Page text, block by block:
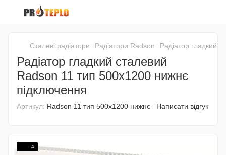
Сталеві радіатори Радіатори Radson Радіатор гладкий
Радіатор гладкий сталевий
Radson 11 тип 500х1200 нижнє
підключення
Артикул: Radson 11 тип 500х1200 нижнє Написати відгук
4